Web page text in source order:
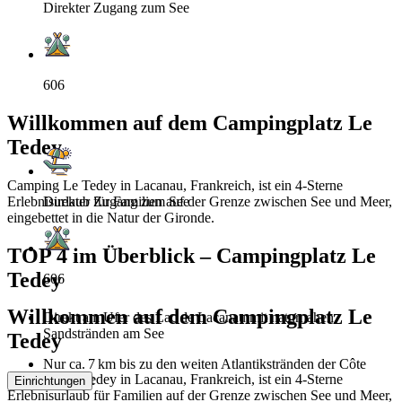
Direkter Zugang zum See
606
Willkommen auf dem Campingplatz Le
Tedey
Camping Le Tedey in Lacanau, Frankreich, ist ein 4‑Sterne
Erlebnisurlaub für Familien auf der Grenze zwischen See und Meer,
eingebettet in die Natur der Gironde.
TOP 4 im Überblick – Campingplatz Le
Tedey
Direkt am Ufer des Lac de Lacanau mit naturnahen
Sandstränden am See
Nur ca. 7 km bis zu den weiten Atlantikstränden der Côte
d’Argent
Direkter Zugang zum See
606
Willkommen auf dem Campingplatz Le
Tedey
Camping Le Tedey in Lacanau, Frankreich, ist ein 4‑Sterne
Erlebnisurlaub für Familien auf der Grenze zwischen See und Meer,
Einrichtungen